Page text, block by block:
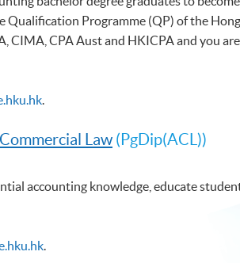
Qualification Programme (QP) of the
CIMA, CPA Aust and HKICPA and you
.
Law (PgDip(ACL))
accounting knowledge, educate
.